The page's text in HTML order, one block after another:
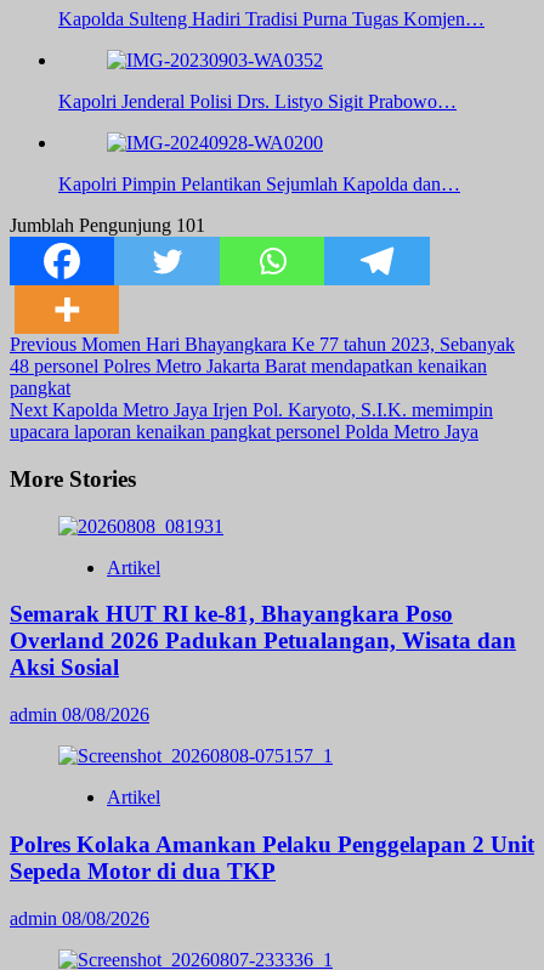
Kapolda Sulteng Hadiri Tradisi Purna Tugas Komjen…
Kapolri Jenderal Polisi Drs. Listyo Sigit Prabowo…
Kapolri Pimpin Pelantikan Sejumlah Kapolda dan…
Jumblah Pengunjung 101
Post
Navigation
Previous Momen Hari Bhayangkara Ke 77 tahun 2023, Sebanyak
48 personel Polres Metro Jakarta Barat mendapatkan kenaikan
pangkat
Next Kapolda Metro Jaya Irjen Pol. Karyoto, S.I.K. memimpin
upacara laporan kenaikan pangkat personel Polda Metro Jaya
More Stories
Artikel
Semarak HUT RI ke-81, Bhayangkara Poso
Overland 2026 Padukan Petualangan, Wisata dan
Aksi Sosial
admin 08/08/2026
Artikel
Polres Kolaka Amankan Pelaku Penggelapan 2 Unit
Sepeda Motor di dua TKP
admin 08/08/2026